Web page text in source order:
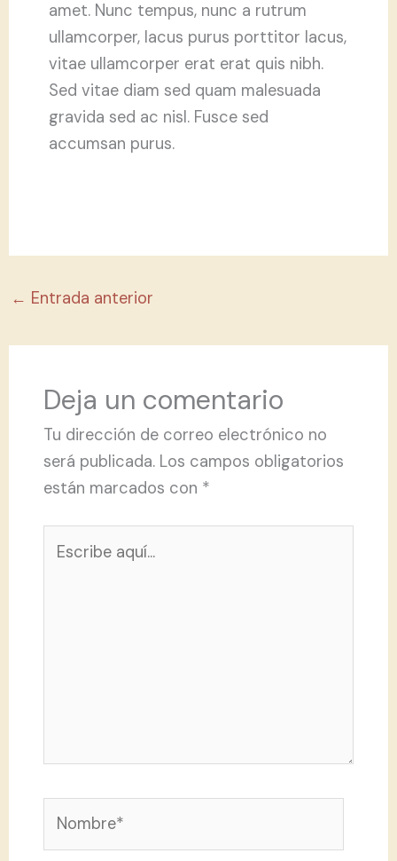
amet. Nunc tempus, nunc a rutrum
ullamcorper, lacus purus porttitor lacus,
vitae ullamcorper erat erat quis nibh.
Sed vitae diam sed quam malesuada
gravida sed ac nisl. Fusce sed
accumsan purus.
← Entrada anterior
Deja un comentario
Tu dirección de correo electrónico no
será publicada. Los campos obligatorios
están marcados con *
aquí...